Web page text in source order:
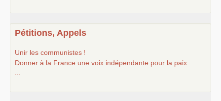
Pétitions, Appels
Unir les communistes !
Donner à la France une voix indépendante pour la paix